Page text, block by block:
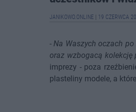
JANIKOWO.ONLINE 19 CZERWCA
-Na Waszych oczach
oraz wzbogacą
imprezy - poza
plasteliny modele, a